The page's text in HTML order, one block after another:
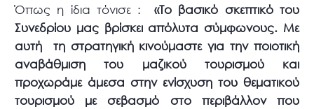
Όπως η ίδια τόνισε : «Το βασικό σκεπτικό του
Συνεδρίου μας βρίσκει απόλυτα σύμφωνους. Με
αυτή τη στρατηγική κινούμαστε για την ποιοτική
αναβάθμιση του μαζικού τουρισμού και
προχωράμε άμεσα στην ενίσχυση του θεματικού
τουρισμού με σεβασμό στο περιβάλλον που